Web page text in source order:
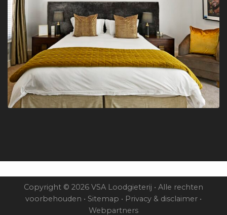
Copyright © 2026 VSA Loodgieterij • Alle rechten
voorbehouden • Sitemap • Privacy & disclaimer •
Webpartners